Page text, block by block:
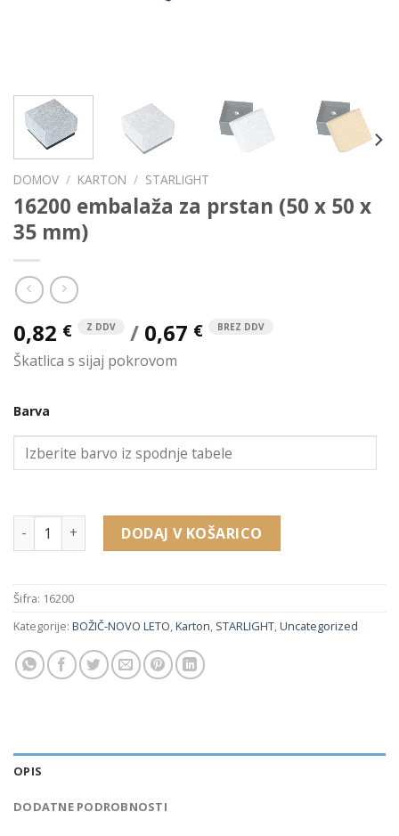
DOMOV / KARTON / STARLIGHT
16200 embalaža za prstan (50 x 50 x
35 mm)
0,82 € Z DDV / 0,67 € BREZ DDV
Škatlica s sijaj pokrovom
Barva
16200 embalaža za prstan (50 x 50 x 35 mm) količina
DODAJ V KOŠARICO
Šifra: 16200
Kategorije: BOŽIČ-NOVO LETO Karton STARLIGHT Uncategorized
OPIS
DODATNE PODROBNOSTI